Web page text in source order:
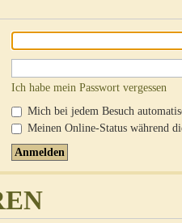
Ich habe mein Passwort vergessen
Mich bei jedem Besuch
Meinen Online-Status während